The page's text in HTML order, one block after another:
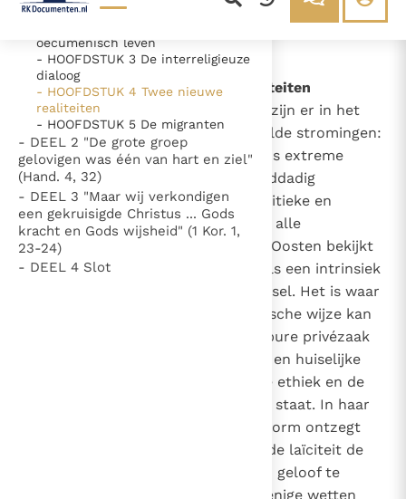
Lezen
Documenten
Bijbel
Thema’s
Berichten
Denzinger
Over ons
Over RK Documenten
Meedoen
Gebruiksvoorwaarden
Nieuwste Documenten
5. Het gebed van de Kerk
In Christus wordt onze honger vervuld
Leer de kostbare parel van Gods koninkrijk te
Gods Koninkrijk groeit stilletjes door liefde, niet door
De mystiek. De mystieke verschijnselen en de
Het Vaticaan publiceert een nieuwe Latijnse uitgave
Vaticaanse financiële waakhond verliest autonomie
Paus spreekt het Wereldvoedselprogramma toe
- HOOFDSTUK 1 De context
oecumenisch leven
- HOOFDSTUK 3 De interreligieuze
dialoog
- HOOFDSTUK 4 Twee nieuwe
realiteiten
- HOOFDSTUK 5 De migranten
- DEEL 2 "De grote groep
gelovigen was één van hart en ziel"
(Hand. 4, 32)
- DEEL 3 "Maar wij verkondigen
een gekruisigde Christus ... Gods
kracht en Gods wijsheid" (1 Kor. 1,
23-24)
- DEEL 4 Slot
- HOOFDSTUK 4 Twee nieuwe realiteiten
Evenals in de rest van de wereld zijn er in het
Midden-Oosten twee tegengestelde stromingen:
enerzijds de laïciteit, in haar soms extreme
vormen, en anderzijds het gewelddadig
fundamentalisme. Een aantal politieke en
religieuze verantwoordelijken uit alle
gemeenschappen in het Midden-Oosten bekijkt
de laïciteit met grote argwaan, als een intrinsiek
atheïstisch of immoreel verschijnsel. Het is waar
dat de laïciteit soms op simplistische wijze kan
beweren dat de godsdienst een pure privézaak
is, alsof zij een louter individuele en huiselijke
cultus is, die buiten het leven, de ethiek en de
betrekkingen tot andere mensen staat. In haar
meest extreme en ideologische vorm ontzegt
deze tot secularisme omgevormde laïciteit de
burger het recht om openlijk zijn geloof te
belijden en eist dat de staat als enige wetten